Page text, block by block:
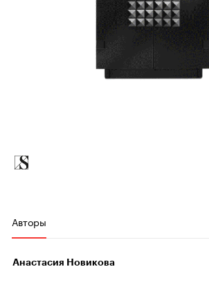
Авторы
Анастасия Новикова